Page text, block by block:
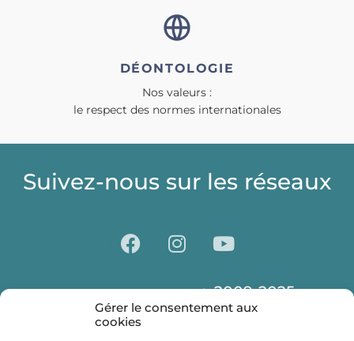
Gérer le consentement aux
cookies
DÉONTOLOGIE
Nos valeurs :
le respect des normes internationales
Suivez-nous sur les réseaux
© Centre Laser CLIPP Paris2009-2025
Déontologie